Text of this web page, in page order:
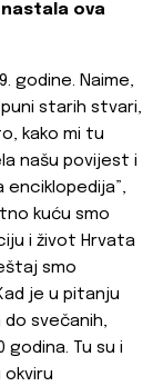
ova
godine. Naime,
starih stvari,
kako mi tu
našu povijest i
enciklopedija”,
kuću smo
i život Hrvata
smo
je u pitanju
do svečanih,
Tu su i
okviru